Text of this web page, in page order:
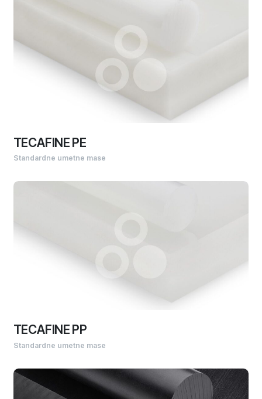
TECAFINE PP
Standardne umetne mase
TECAFINE PE
Standardne umetne mase